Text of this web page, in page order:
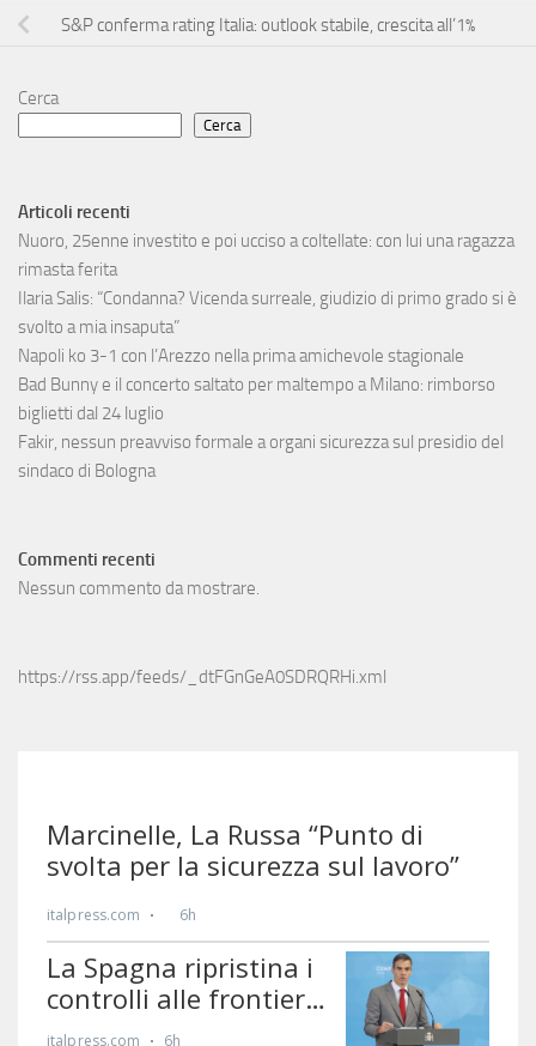
S&P conferma rating Italia: outlook stabile, crescita all’1%
Cerca
Cerca
Articoli recenti
Nuoro, 25enne investito e poi ucciso a coltellate: con lui una ragazza
rimasta ferita
Ilaria Salis: “Condanna? Vicenda surreale, giudizio di primo grado si è
svolto a mia insaputa”
Napoli ko 3-1 con l’Arezzo nella prima amichevole stagionale
Bad Bunny e il concerto saltato per maltempo a Milano: rimborso
biglietti dal 24 luglio
Fakir, nessun preavviso formale a organi sicurezza sul presidio del
sindaco di Bologna
Commenti recenti
Nessun commento da mostrare.
https://rss.app/feeds/_dtFGnGeA0SDRQRHi.xml